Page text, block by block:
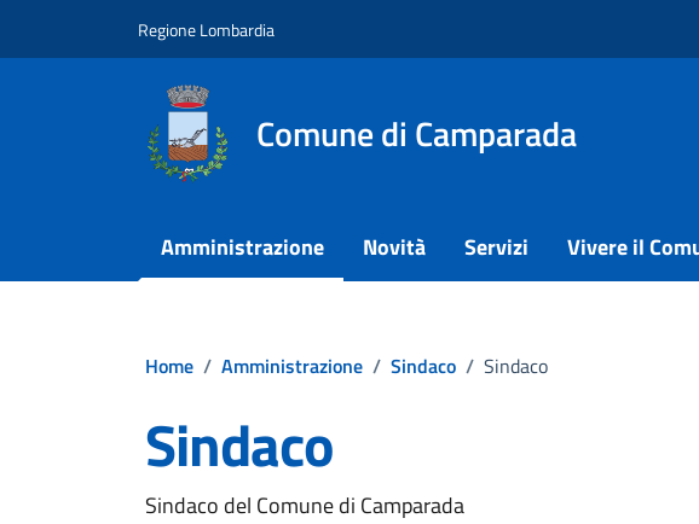
Regione Lombardia
Comune di Camparada
Amministrazione Novità Servizi Vivere il
Home / Amministrazione / Sindaco / Sindaco
Sindaco
Sindaco del Comune di Camparada